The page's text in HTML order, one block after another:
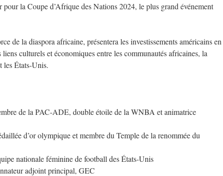
la Coupe d’Afrique des Nations 2024, le plus grand événement
de la diaspora africaine, présentera les investissements américains en
culturels et économiques entre les communautés africaines, la
les États-Unis.
de la PAC-ADE, double étoile de la WNBA et animatrice
d’or olympique et membre du Temple de la renommée du
nationale féminine de football des États-Unis
adjoint principal, GEC